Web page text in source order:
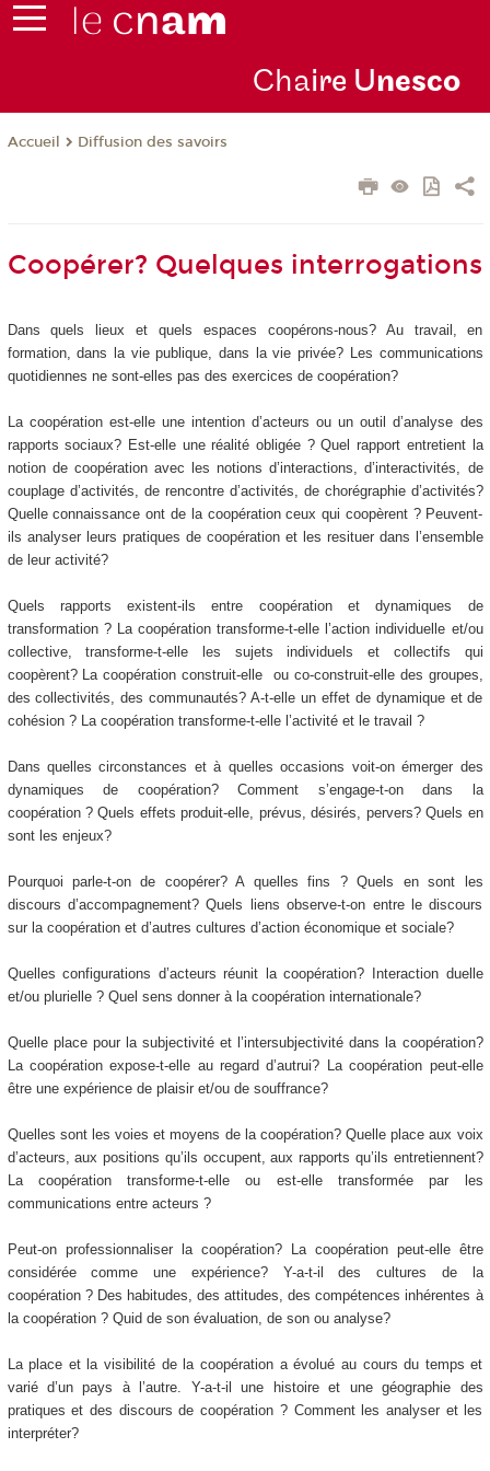
Chaire Unesco
Accueil Diffusion des savoirs
Coopérer? Quelques interrogations
Dans quels lieux et quels espaces coopérons-nous? Au travail, en
formation, dans la vie publique, dans la vie privée? Les communications
quotidiennes ne sont-elles pas des exercices de coopération?
La coopération est-elle une intention d’acteurs ou un outil d’analyse des
rapports sociaux? Est-elle une réalité obligée ? Quel rapport entretient la
notion de coopération avec les notions d’interactions, d’interactivités, de
couplage d’activités, de rencontre d’activités, de chorégraphie d’activités?
Quelle connaissance ont de la coopération ceux qui coopèrent ? Peuvent-
ils analyser leurs pratiques de coopération et les resituer dans l’ensemble
de leur activité?
Quels rapports existent-ils entre coopération et dynamiques de
transformation ? La coopération transforme-t-elle l’action individuelle et/ou
collective, transforme-t-elle les sujets individuels et collectifs qui
coopèrent? La coopération construit-elle ou co-construit-elle des groupes,
des collectivités, des communautés? A-t-elle un effet de dynamique et de
cohésion ? La coopération transforme-t-elle l’activité et le travail ?
Dans quelles circonstances et à quelles occasions voit-on émerger des
dynamiques de coopération? Comment s’engage-t-on dans la
coopération ? Quels effets produit-elle, prévus, désirés, pervers? Quels en
sont les enjeux?
Pourquoi parle-t-on de coopérer? A quelles fins ? Quels en sont les
discours d’accompagnement? Quels liens observe-t-on entre le discours
sur la coopération et d’autres cultures d’action économique et sociale?
Quelles configurations d’acteurs réunit la coopération? Interaction duelle
et/ou plurielle ? Quel sens donner à la coopération internationale?
Quelle place pour la subjectivité et l’intersubjectivité dans la coopération?
La coopération expose-t-elle au regard d’autrui? La coopération peut-elle
être une expérience de plaisir et/ou de souffrance?
Quelles sont les voies et moyens de la coopération? Quelle place aux voix
d’acteurs, aux positions qu’ils occupent, aux rapports qu’ils entretiennent?
La coopération transforme-t-elle ou est-elle transformée par les
communications entre acteurs ?
Peut-on professionnaliser la coopération? La coopération peut-elle être
considérée comme une expérience? Y-a-t-il des cultures de la
coopération ? Des habitudes, des attitudes, des compétences inhérentes à
la coopération ? Quid de son évaluation, de son ou analyse?
La place et la visibilité de la coopération a évolué au cours du temps et
varié d’un pays à l’autre. Y-a-t-il une histoire et une géographie des
pratiques et des discours de coopération ? Comment les analyser et les
interpréter?